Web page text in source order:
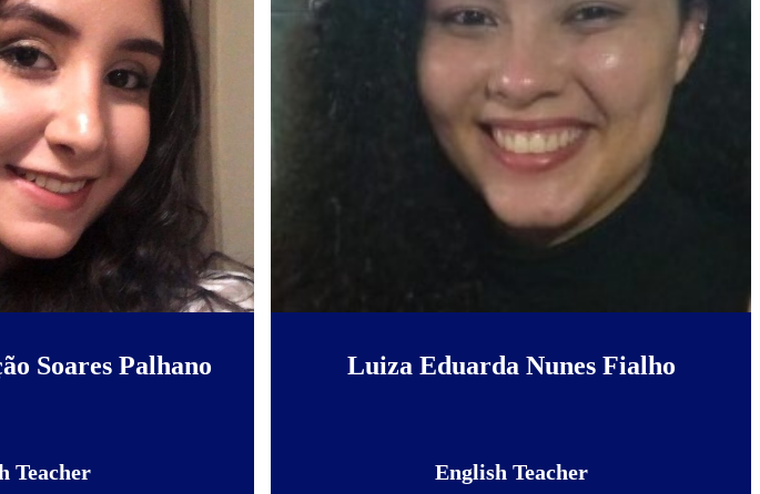
Soares Palhano
Teacher
Luiza Eduarda Nunes Fialho
English Teacher